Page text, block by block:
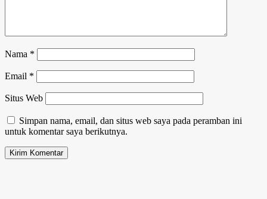
Nama *
Email *
Situs Web
Simpan nama, email, dan situs web saya pada peramban ini
untuk komentar saya berikutnya.